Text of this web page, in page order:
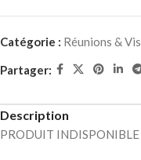
Catégorie : Réunions &
Partager:
Description
PRODUIT